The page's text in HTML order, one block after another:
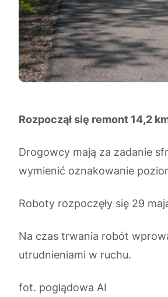
Rozpoczął się remont 14,2
Drogowcy mają za zadanie
wymienić oznakowanie
Roboty rozpoczęły się 29
Na czas trwania robót
utrudnieniami w ruchu.
fot. poglądowa AI